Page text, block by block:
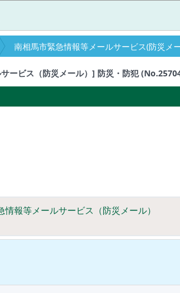
南相馬市緊急情報等メールサービス(防災メ
ービス（防災メール）] 防災・防犯
情報等メールサービス（防災メール）